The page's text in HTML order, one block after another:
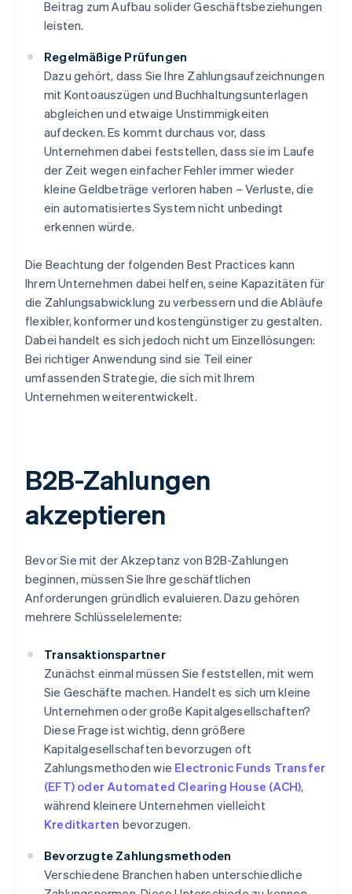
Beitrag zum Aufbau solider Geschäftsbeziehungen
leisten.
Regelmäßige Prüfungen
Dazu gehört, dass Sie Ihre Zahlungsaufzeichnungen
mit Kontoauszügen und Buchhaltungsunterlagen
abgleichen und etwaige Unstimmigkeiten
aufdecken. Es kommt durchaus vor, dass
Unternehmen dabei feststellen, dass sie im Laufe
der Zeit wegen einfacher Fehler immer wieder
kleine Geldbeträge verloren haben – Verluste, die
ein automatisiertes System nicht unbedingt
erkennen würde.
Die Beachtung der folgenden Best Practices kann
Ihrem Unternehmen dabei helfen, seine Kapazitäten für
die Zahlungsabwicklung zu verbessern und die Abläufe
flexibler, konformer und kostengünstiger zu gestalten.
Dabei handelt es sich jedoch nicht um Einzellösungen:
Bei richtiger Anwendung sind sie Teil einer
umfassenden Strategie, die sich mit Ihrem
Unternehmen weiterentwickelt.
B2B-Zahlungen
akzeptieren
Bevor Sie mit der Akzeptanz von B2B-Zahlungen
beginnen, müssen Sie Ihre geschäftlichen
Anforderungen gründlich evaluieren. Dazu gehören
mehrere Schlüsselelemente:
Transaktionspartner
Zunächst einmal müssen Sie feststellen, mit wem
Sie Geschäfte machen. Handelt es sich um kleine
Unternehmen oder große Kapitalgesellschaften?
Diese Frage ist wichtig, denn größere
Kapitalgesellschaften bevorzugen oft
Zahlungsmethoden wie Electronic Funds Transfer
(EFT) oder Automated Clearing House (ACH),
während kleinere Unternehmen vielleicht
Kreditkarten bevorzugen.
Bevorzugte Zahlungsmethoden
Verschiedene Branchen haben unterschiedliche